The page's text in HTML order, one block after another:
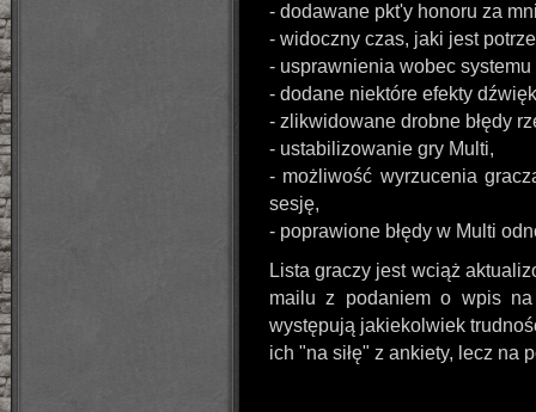
- dodawane pkt'y honoru za
- widoczny czas, jaki jest
- usprawnienia wobec systemu
- dodane niektóre efekty
- zlikwidowane drobne błędy
- ustabilizowanie gry Multi,
- możliwość wyrzucenia
sesję,
- poprawione błędy w Multi
Lista graczy jest wciąż
mailu z podaniem o wpis
występują jakiekolwiek
ich "na siłę" z ankiety, lecz na